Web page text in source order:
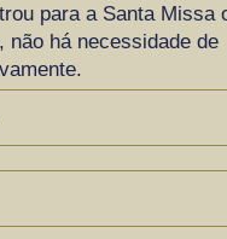
para a Santa Missa
não há necessidade de